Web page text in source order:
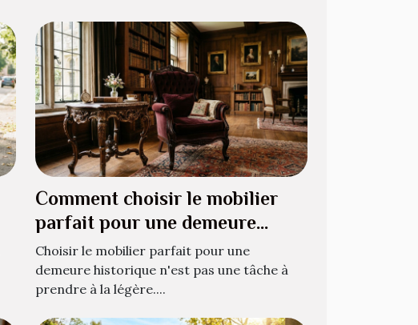
Comment choisir le mobilier
parfait pour une demeure
historique ?
Choisir le mobilier parfait pour une
demeure historique n'est pas une tâche à
prendre à la légère....